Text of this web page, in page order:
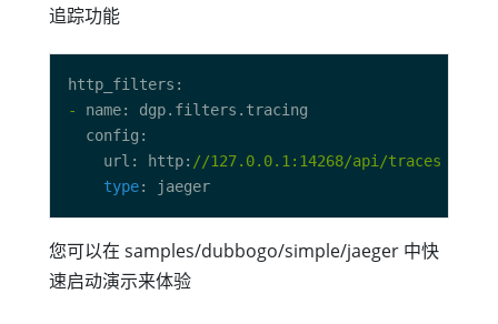
追踪功能
-
    url: http:
//127.0.0.1:14268/api/traces
type
您可以在 samples/dubbogo/simple/jaeger 中快
速启动演示来体验